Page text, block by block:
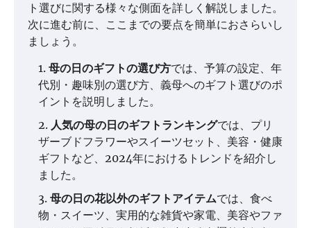
ト選びに関する様々な側面を詳しく解説しました。
次に進む前に、ここまでの要点を簡単におさらいし
ましょう。
母の日のギフトの選び方では、予算の設定、年
代別・趣味別の選び方、義母へのギフト選びのポ
イントを説明しました。
人気の母の日のギフトランキングでは、プリ
ザーブドフラワーやスイーツセット、美容・健康
ギフトなど、2024年におけるトレンドを紹介し
ました。
母の日の花以外のギフトアイテムでは、食べ
物・スイーツ、実用的な雑貨や家電、美容やファ